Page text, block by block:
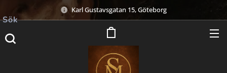
Karl Gustavsgatan 15, Göteborg
Sök